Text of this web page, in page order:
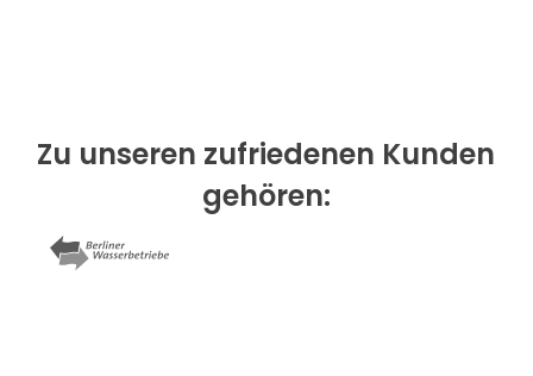
Zu unseren zufriedenen Kunden
gehören: